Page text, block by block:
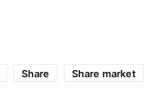
Share
Share market